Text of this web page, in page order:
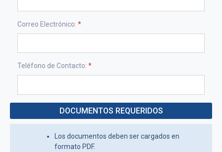
Correo Electrónico: *
Teléfono de Contacto: *
DOCUMENTOS REQUERIDOS
Los documentos deben ser cargados en
formato PDF.